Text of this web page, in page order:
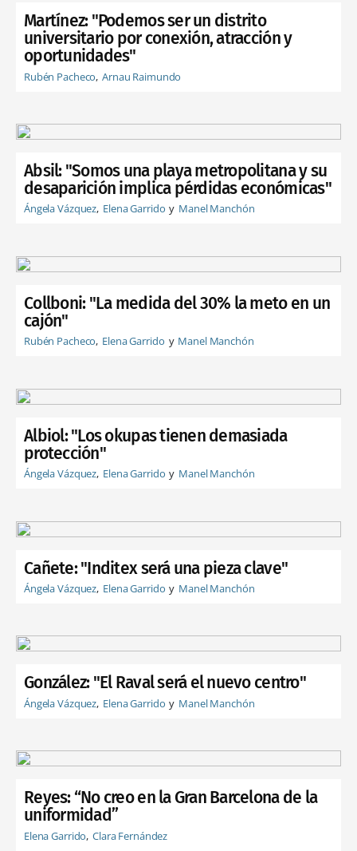
Martínez: "Podemos ser un distrito
universitario por conexión, atracción y
oportunidades"
Rubén Pacheco Arnau Raimundo
Absil: "Somos una playa metropolitana y su
desaparición implica pérdidas económicas"
Ángela Vázquez Elena Garrido Manel Manchón
Collboni: "La medida del 30% la meto en un
cajón"
Rubén Pacheco Elena Garrido Manel Manchón
Albiol: "Los okupas tienen demasiada
protección"
Ángela Vázquez Elena Garrido Manel Manchón
Cañete: "Inditex será una pieza clave"
Ángela Vázquez Elena Garrido Manel Manchón
González: "El Raval será el nuevo centro"
Ángela Vázquez Elena Garrido Manel Manchón
Reyes: “No creo en la Gran Barcelona de la
uniformidad”
Elena Garrido Clara Fernández